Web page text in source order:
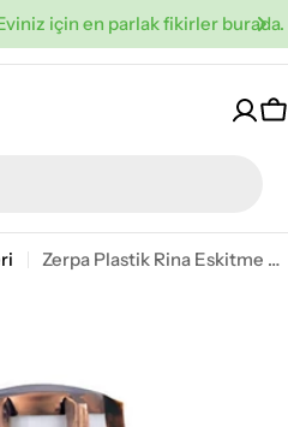
için en parlak fikirler burada.
Zerpa Plastik Rina Eskitme Bakır Sarkıt Z 13661